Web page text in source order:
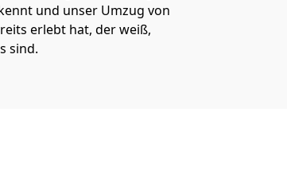
und unser Umzug von
erlebt hat, der weiß,
sind.